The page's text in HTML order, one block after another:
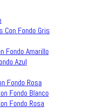
Fondo Gris
Fondo Amarillo
Azul
Fondo Rosa
Fondo Blanco
Fondo Rosa